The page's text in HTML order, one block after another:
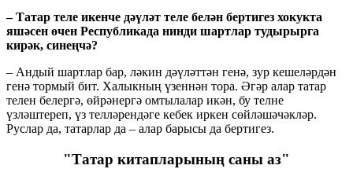
– Татар теле икенче дәүләт теле белән бертигез хокукта
яшəсен өчен Республикада нинди шартлар тудырырга
кирəк, синеңчə?
– Андый шартлар бар, ләкин дәүләттән генә, зур кешеләрдән
генә тормый бит. Халыкның үзеннән тора. Әгәр алар татар
телен белергә, өйрәнергә омтылалар икән, бу телне
үзләштереп, үз телләрендәге кебек иркен сөйләшәчәкләр.
Руслар да, татарлар да – алар барысы да бертигез.
"Татар китапларының саны аз"